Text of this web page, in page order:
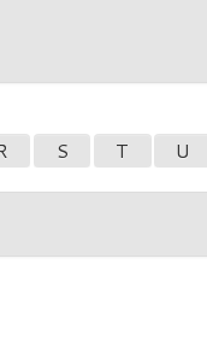
S T U